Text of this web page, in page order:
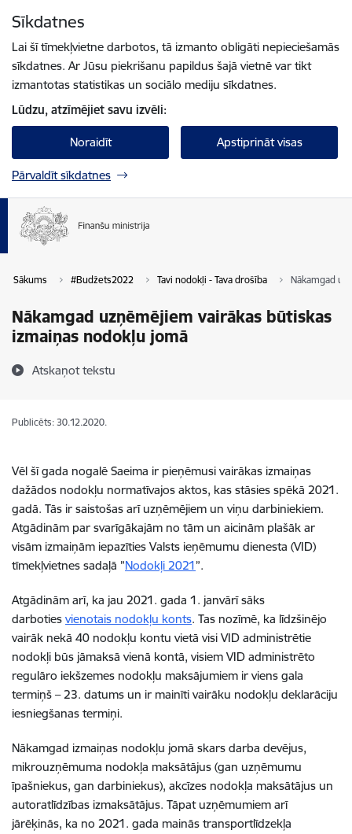
Sīkdatnes
Lai šī tīmekļvietne darbotos, tā izmanto obligāti nepieciešamās
sīkdatnes. Ar Jūsu piekrišanu papildus šajā vietnē var tikt
izmantotas statistikas un sociālo mediju sīkdatnes.
Lūdzu, atzīmējiet savu izvēli:
Noraidīt Apstiprināt visas
Pārvaldīt sīkdatnes
Sākums #Budžets2022 Tavi nodokļi - Tava drošība Nākamgad
Nākamgad uzņēmējiem vairākas būtiskas
izmaiņas nodokļu jomā
Atskaņot tekstu
Publicēts: 30.12.2020.
Vēl šī gada nogalē Saeima ir pieņēmusi vairākas izmaiņas
dažādos nodokļu normatīvajos aktos, kas stāsies spēkā 2021.
gadā. Tās ir saistošas arī uzņēmējiem un viņu darbiniekiem.
Atgādinām par svarīgākajām no tām un aicinām plašāk ar
visām izmaiņām iepazīties Valsts ieņēmumu dienesta (VID)
tīmekļvietnes sadaļā ”Nodokļi 2021”.
Atgādinām arī, ka jau 2021. gada 1. janvārī sāks
darboties vienotais nodokļu konts. Tas nozīmē, ka līdzšinējo
vairāk nekā 40 nodokļu kontu vietā visi VID administrētie
nodokļi būs jāmaksā vienā kontā, visiem VID administrēto
regulāro iekšzemes nodokļu maksājumiem ir viens gala
termiņš – 23. datums un ir mainīti vairāku nodokļu deklarāciju
iesniegšanas termiņi.
Nākamgad izmaiņas nodokļu jomā skars darba devējus,
mikrouzņēmuma nodokļa maksātājus (gan uzņēmumu
īpašniekus, gan darbiniekus), akcīzes nodokļa maksātājus un
autoratlīdzības izmaksātājus. Tāpat uzņēmumiem arī
jārēķinās, ka no 2021. gada mainās transportlīdzekļa